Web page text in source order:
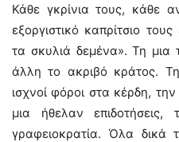
Κάθε γκρίνια τους, κάθε
εξοργιστικό καπρίτσιο
τα σκυλιά δεμένα». Τη μια
άλλη το ακριβό κράτος.
ισχνοί φόροι στα κέρδη,
μια ήθελαν
γραφειοκρατία. Όλα δικά